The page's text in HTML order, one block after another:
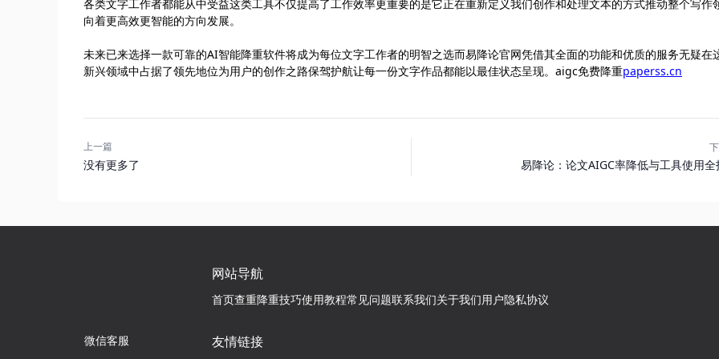
各类文字工作者都能从中受益这类工具不仅提高了工作效率更重要的是它正在重新定义我们创作和处理文本的方式推动整个写作
向着更高效更智能的方向发展。
未来已来选择一款可靠的AI智能降重软件将成为每位文字工作者的明智之选而易降论官网凭借其全面的功能和优质的服务无疑在
新兴领域中占据了领先地位为用户的创作之路保驾护航让每一份文字作品都能以最佳状态呈现。aigc免费降重paperss.cn
上一篇
没有更多了 易降论：论文AIGC率降低与工具使用全
微信客服
网站导航
首页查重降重技巧使用教程常见问题联系我们关于我们用户隐私协议
友情链接